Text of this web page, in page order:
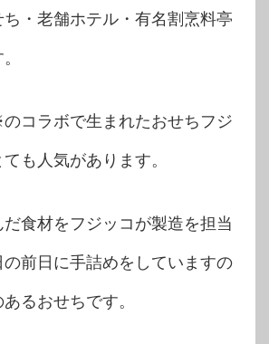
・老舗ホテル・有名割烹料亭
コラボで生まれたおせちフジ
も人気があります。
食材をフジッコが製造を担当
の前日に手詰めをしていますの
るおせちです。